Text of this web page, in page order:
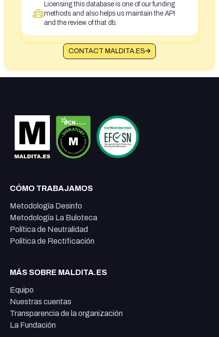
Licensing this database is one of our funding
methods and also helps us maintain the API
and the review of that db.
CONTACT MALDITA.ES
CÓMO TRABAJAMOS
Metodología Desinfo
Metodología La Buloteca
Política de Neutralidad
Política de Rectificación
MÁS SOBRE MALDITA.ES
Equipo
Nuestras cuentas
Transparencia de la organización
La Fundación